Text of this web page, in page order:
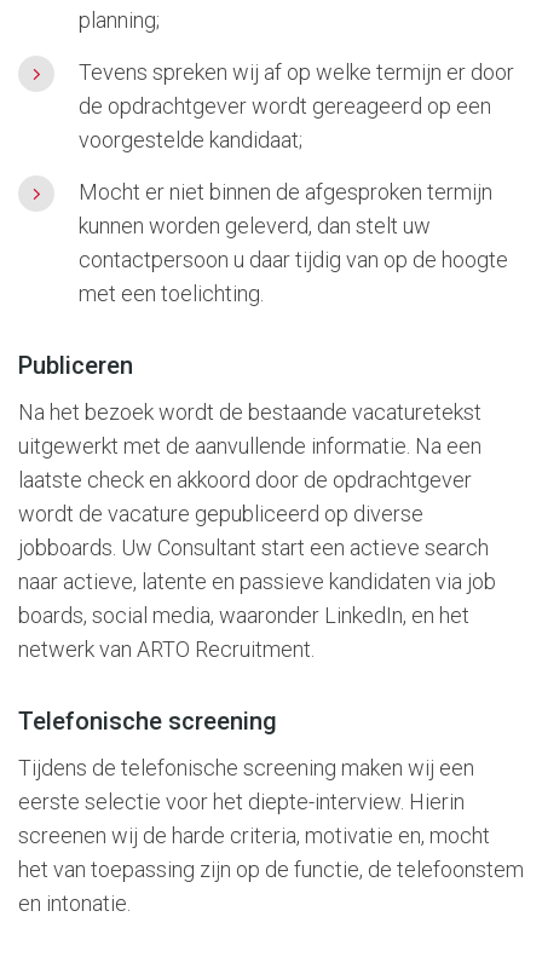
planning;
Tevens spreken wij af op welke termijn er door
de opdrachtgever wordt gereageerd op een
voorgestelde kandidaat;
Mocht er niet binnen de afgesproken termijn
kunnen worden geleverd, dan stelt uw
contactpersoon u daar tijdig van op de hoogte
met een toelichting.
Publiceren
Na het bezoek wordt de bestaande vacaturetekst
uitgewerkt met de aanvullende informatie. Na een
laatste check en akkoord door de opdrachtgever
wordt de vacature gepubliceerd op diverse
jobboards. Uw Consultant start een actieve search
naar actieve, latente en passieve kandidaten via job
boards, social media, waaronder LinkedIn, en het
netwerk van ARTO Recruitment.
Telefonische screening
Tijdens de telefonische screening maken wij een
eerste selectie voor het diepte-interview. Hierin
screenen wij de harde criteria, motivatie en, mocht
het van toepassing zijn op de functie, de telefoonstem
en intonatie.